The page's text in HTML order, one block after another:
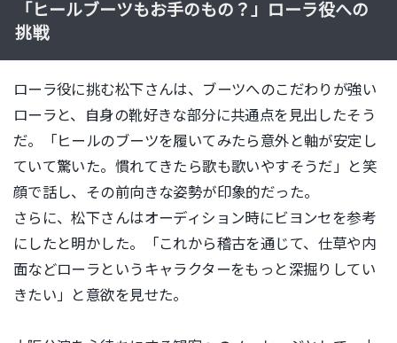
「ヒールブーツもお手のもの？」ローラ役への
挑戦
ローラ役に挑む松下さんは、ブーツへのこだわりが強い
ローラと、
自身の靴好きな部分に共通点を見出したそう
だ。「ヒールのブーツを履いてみたら意外と軸が安定し
ていて驚いた。 慣れてきたら歌も歌いやすそうだ」と笑
顔で話し、 その前向きな姿勢が印象的だった。
さらに、松下さんはオーディション時にビヨンセを参考
にしたと明かした。
「これから稽古を通じて、 仕草や内
面などローラというキャラクターをもっと深掘りしてい
きたい」と意欲を見せた。